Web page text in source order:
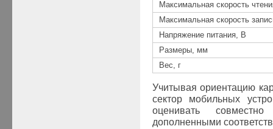
Максимальная скорость
Максимальная скорость
Напряжение питания, В
Размеры, мм
Вес, г
Учитывая ориентацию
сектор мобильных
оценивать
дополненными